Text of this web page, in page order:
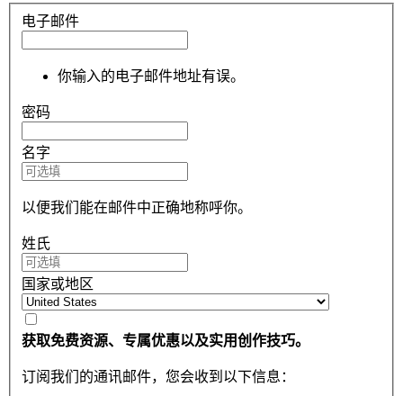
电子邮件
你输入的电子邮件地址有误。
密码
名字
以便我们能在邮件中正确地称呼你。
姓氏
国家或地区
获取免费资源、专属优惠以及实用创作技巧。
订阅我们的通讯邮件，您会收到以下信息：